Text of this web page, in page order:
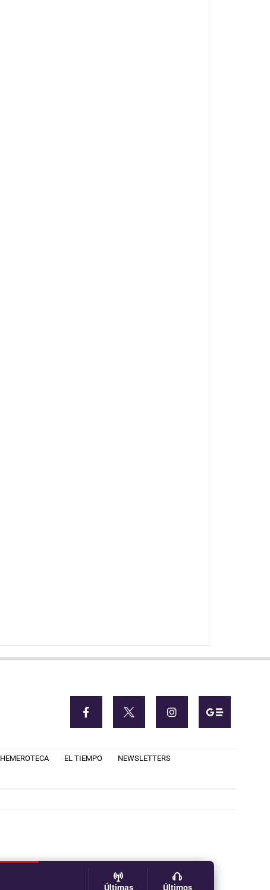
Últimas Últimos
HEMEROTECA EL TIEMPO NEWSLETTERS